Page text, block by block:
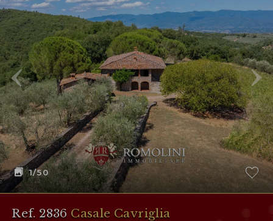
1/50
Ref. 2836 Casale Cavriglia